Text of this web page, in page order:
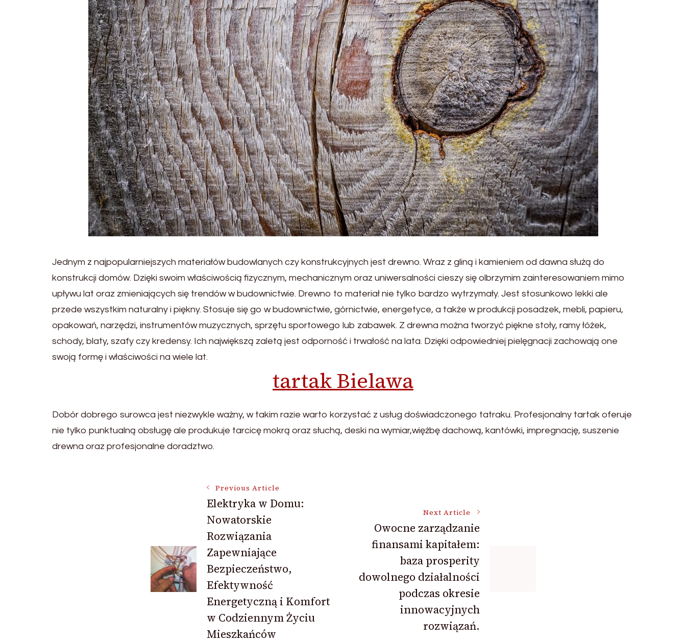
Jednym z najpopularniejszych materiałów budowlanych czy konstrukcyjnych jest drewno. Wraz z gliną i kamieniem od dawna służą do
konstrukcji domów. Dzięki swoim właściwością fizycznym, mechanicznym oraz uniwersalności cieszy się olbrzymim zainteresowaniem mimo
upływu lat oraz zmieniających się trendów w budownictwie. Drewno to materiał nie tylko bardzo wytrzymały. Jest stosunkowo lekki ale
przede wszystkim naturalny i piękny. Stosuje się go w budownictwie, górnictwie, energetyce, a także w produkcji posadzek, mebli, papieru,
opakowań, narzędzi, instrumentów muzycznych, sprzętu sportowego lub zabawek. Z drewna można tworzyć piękne stoły, ramy łóżek,
schody, blaty, szafy czy kredensy. Ich największą zaletą jest odporność i trwałość na lata. Dzięki odpowiedniej pielęgnacji zachowają one
swoją formę i właściwości na wiele lat.
tartak Bielawa
Dobór dobrego surowca jest niezwykle ważny, w takim razie warto korzystać z usług doświadczonego tatraku. Profesjonalny tartak oferuje
nie tylko punktualną obsługę ale produkuje tarcicę mokrą oraz słuchą, deski na wymiar,więźbę dachową, kantówki, impregnację, suszenie
drewna oraz profesjonalne doradztwo.
Navigation
Previous Article
Elektryka w Domu:
Nowatorskie
Rozwiązania
Zapewniające
Bezpieczeństwo,
Efektywność
Energetyczną i Komfort
w Codziennym Życiu
Mieszkańców
Next Article
Owocne zarządzanie
finansami kapitałem:
baza prosperity
dowolnego działalności
podczas okresie
innowacyjnych
rozwiązań.